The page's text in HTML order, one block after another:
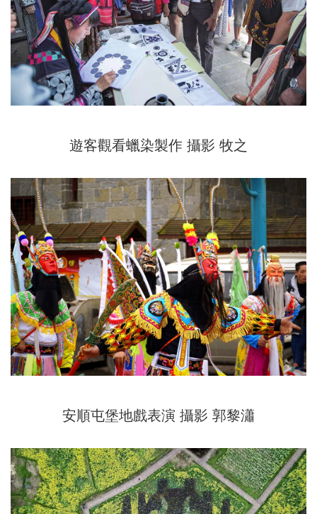
遊客觀看蠟染製作 攝影 牧之
安順屯堡地戲表演 攝影 郭黎瀟